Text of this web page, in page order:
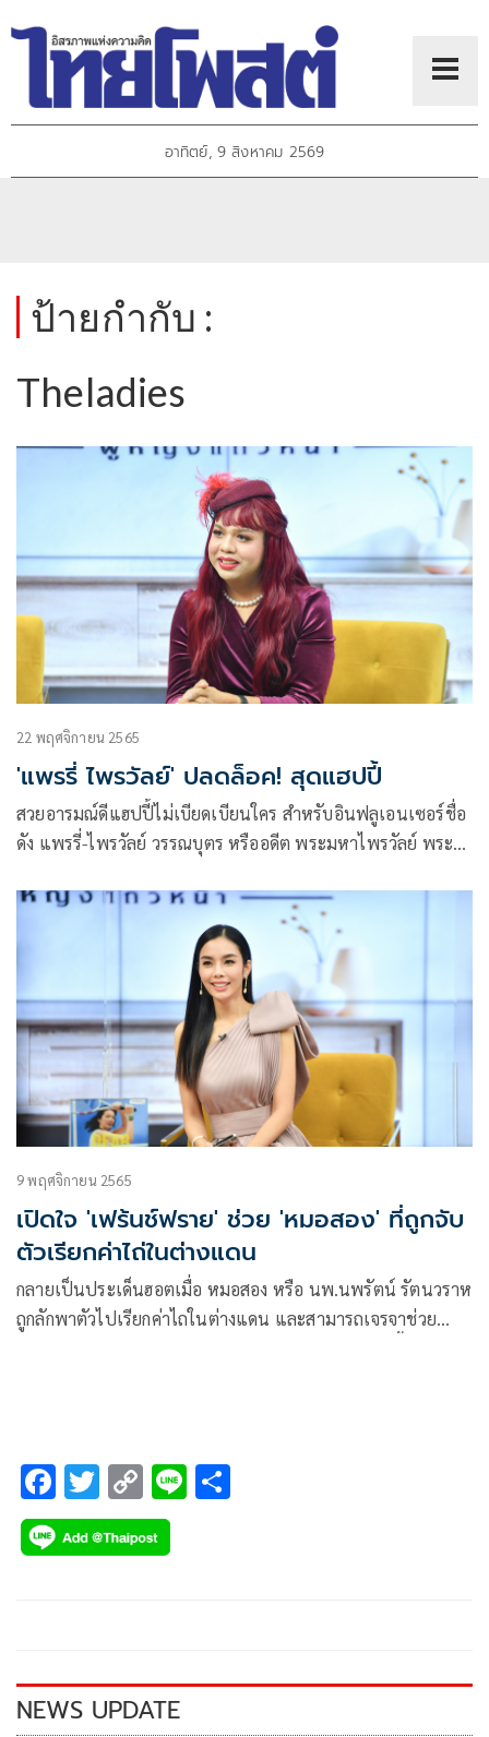
อาทิตย์, 9 สิงหาคม 2569
ป้ายกำกับ :
Theladies
22 พฤศจิกายน 2565
'แพรรี่ ไพรวัลย์' ปลดล็อค! สุดแฮปปี้
สวยอารมณ์ดีแฮปปี้ไม่เบียดเบียนใคร สำหรับอินฟลูเอนเซอร์ชื่อ
ดัง แพรรี่-ไพรวัลย์ วรรณบุตร หรืออดีต พระมหาไพรวัลย์ พระ
สิกขามาใกล้จะครบ 1 ปีแล้ว สำหรับการเป็นฆราวาส ล่าสุดออก
มาเผยถึงเรื่องราวชีวิตปลดล็อค ผ่านข้อคิดมากมายให้กับสามสาว
พิธีกร ในรายการ เดอะ เลดี้ ผู้หญิงแถวหน้า (The Ladies)
9 พฤศจิกายน 2565
เปิดใจ 'เฟร้นช์ฟราย' ช่วย 'หมอสอง' ที่ถูกจับ
ตัวเรียกค่าไถ่ในต่างแดน
กลายเป็นประเด็นฮอตเมื่อ หมอสอง หรือ นพ.นพรัตน์ รัตนวราห
ถูกลักพาตัวไปเรียกค่าไถในต่างแดน และสามารถเจรจาช่วย
ออกมาเผยในรายการ เดอะ เลดี้ ผู้หญิงแถวหน้า (The Ladies)
ทางช่อง MONO29
F
ac
e
k
T
wi
tt
C
o
p
k
Li
NEWS UPDATE